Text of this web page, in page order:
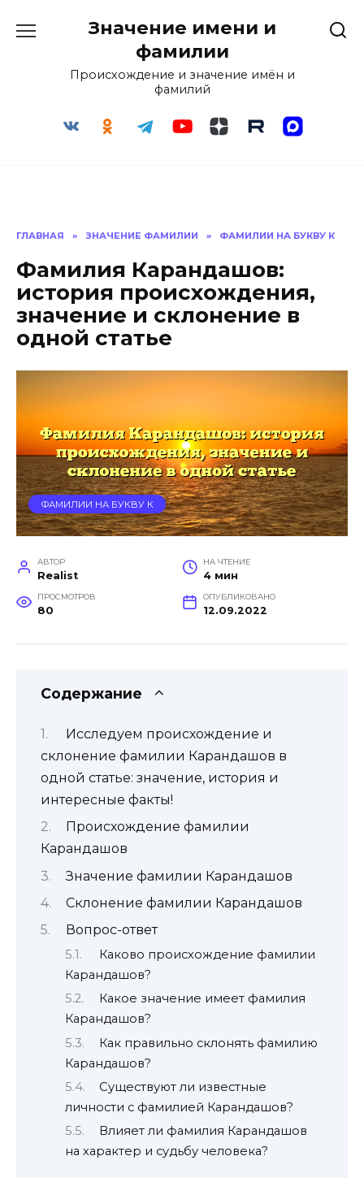
Значение имени и
фамилии
Происхождение и значение имён и
фамилий
ГЛАВНАЯ » ЗНАЧЕНИЕ ФАМИЛИИ » ФАМИЛИИ НА БУКВУ К
Фамилия Карандашов:
история происхождения,
значение и склонение в
одной статье
ФАМИЛИИ НА БУКВУ К
АВТОР
Realist
НА ЧТЕНИЕ
4 мин
ПРОСМОТРОВ
80
ОПУБЛИКОВАНО
12.09.2022
Содержание
Исследуем происхождение и
склонение фамилии Карандашов в
одной статье: значение, история и
интересные факты!
Происхождение фамилии
Карандашов
Значение фамилии Карандашов
Склонение фамилии Карандашов
Вопрос-ответ
Каково происхождение фамилии
Карандашов?
Какое значение имеет фамилия
Карандашов?
Как правильно склонять фамилию
Карандашов?
Существуют ли известные
личности с фамилией Карандашов?
Влияет ли фамилия Карандашов
на характер и судьбу человека?